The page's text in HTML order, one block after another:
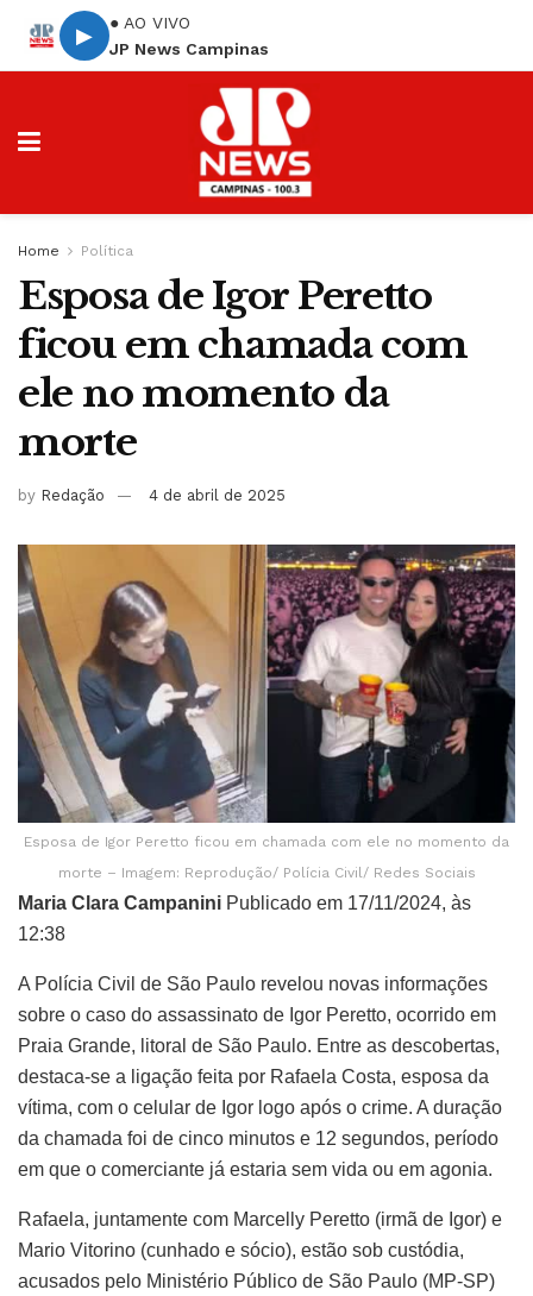
▶
● AO VIVO
JP News Campinas
Home Política
Esposa de Igor Peretto
ficou em chamada com
ele no momento da
morte
by Redação 4 de abril de 2025
Esposa de Igor Peretto ficou em chamada com ele no momento da
morte – Imagem: Reprodução/ Polícia Civil/ Redes Sociais
Maria Clara Campanini Publicado em 17/11/2024, às
12:38
A Polícia Civil de São Paulo revelou novas informações
sobre o caso do assassinato de Igor Peretto, ocorrido em
Praia Grande, litoral de São Paulo. Entre as descobertas,
destaca-se a ligação feita por Rafaela Costa, esposa da
vítima, com o celular de Igor logo após o crime. A duração
da chamada foi de cinco minutos e 12 segundos, período
em que o comerciante já estaria sem vida ou em agonia.
Rafaela, juntamente com Marcelly Peretto (irmã de Igor) e
Mario Vitorino (cunhado e sócio), estão sob custódia,
acusados pelo Ministério Público de São Paulo (MP-SP)